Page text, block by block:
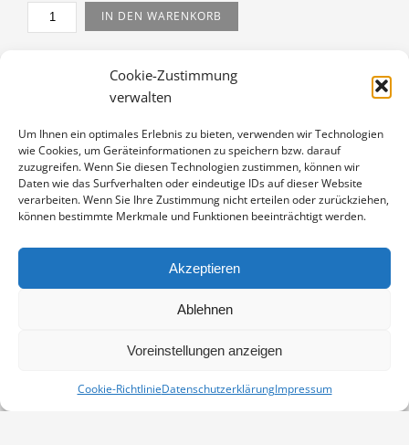
Cookie-Zustimmung
verwalten
Um Ihnen ein optimales Erlebnis zu bieten, verwenden wir Technologien
wie Cookies, um Geräteinformationen zu speichern bzw. darauf
zuzugreifen. Wenn Sie diesen Technologien zustimmen, können wir
Daten wie das Surfverhalten oder eindeutige IDs auf dieser Website
verarbeiten. Wenn Sie Ihre Zustimmung nicht erteilen oder zurückziehen,
können bestimmte Merkmale und Funktionen beeinträchtigt werden.
Akzeptieren
Ablehnen
Voreinstellungen anzeigen
Cookie-RichtlinieDatenschutzerklärungImpressum
HERBSTMORGENIN DEN WARENKORB
Postkarten 17x12
BESCHREIBUNG
Postkarte im Format 17×12 cm, mit vollformatigem
350g/m² – ein sehr raues Feinstpapier mit einer
bebesonders wertigen Haptik und edel-matter
Bildwirkung.